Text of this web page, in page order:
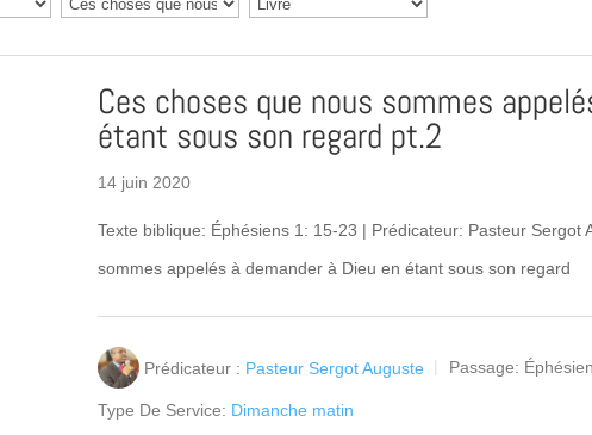
Ces choses que nous sommes
étant sous son regard pt.2
14 juin 2020
Texte biblique: Éphésiens 1: 15-23 | Prédicateur: Pasteur Sergot
sommes appelés à demander à Dieu en étant sous son regard
Prédicateur : Pasteur Sergot Auguste Passage:
Type De Service: Dimanche matin